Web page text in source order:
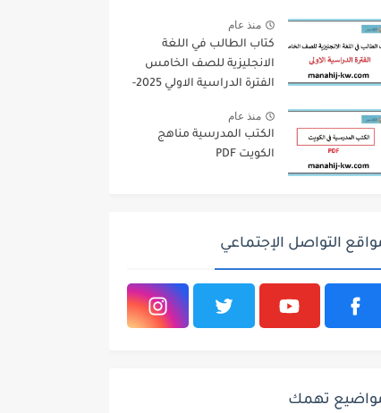
منذ عام
كتاب الطالب في اللغة
الانجليزية للصف الخامس
الفترة الدراسية الاولي 2025-
منذ عام
الكتب المدرسية مناهج
الكويت PDF
التواصل الإجتماعي
تهمك